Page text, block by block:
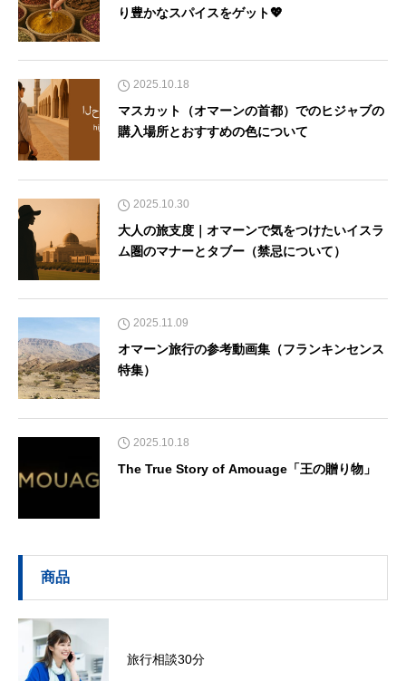
り豊かなスパイスをゲット💖
2025.10.18
マスカット（オマーンの首都）でのヒジャブの
購入場所とおすすめの色について
2025.10.30
大人の旅支度｜オマーンで気をつけたいイスラ
ム圏のマナーとタブー（禁忌について）
2025.11.09
オマーン旅行の参考動画集（フランキンセンス
特集）
2025.10.18
The True Story of Amouage「王の贈り物」
商品
旅行相談30分